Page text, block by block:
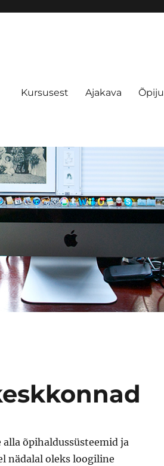
Kursusest Ajakava
õpihaldussüsteemid ja
nädalal oleks loogiline